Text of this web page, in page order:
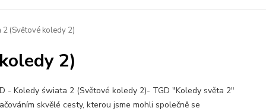
(Světové koledy 2)
2)
- Koledy świata 2 (Světové koledy 2)- TGD "Koledy světa 2"
skvělé cesty, kterou jsme mohli společně se